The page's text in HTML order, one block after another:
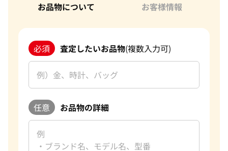
お品物について
お客様情報
必須 査定したいお品物(複数入力可)
任意 お品物の詳細